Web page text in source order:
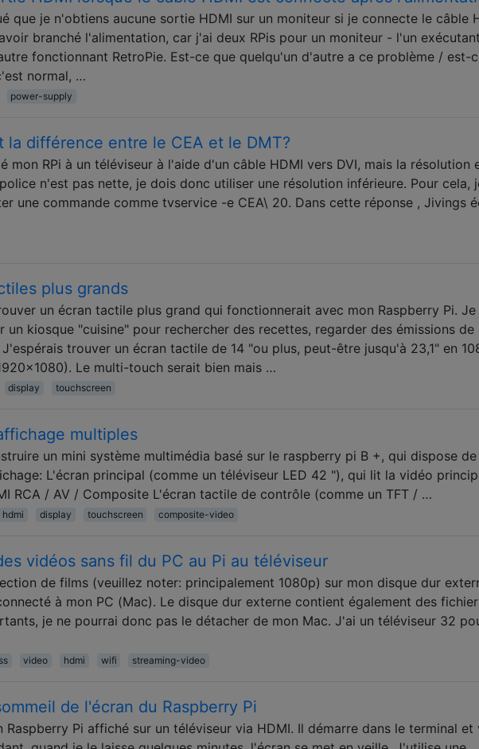
que je n'obtiens aucune sortie HDMI sur un moniteur si je connecte le câble
branché l'alimentation, car j'ai deux RPis pour un moniteur - l'un exécutant
fonctionnant RetroPie. Est-ce que quelqu'un d'autre a ce problème / est-
normal, …
power-supply
la différence entre le CEA et le DMT?
mon RPi à un téléviseur à l'aide d'un câble HDMI vers DVI, mais la résolution
n'est pas nette, je dois donc utiliser une résolution inférieure. Pour cela,
une commande comme tvservice -e CEA\ 20. Dans cette réponse , Jivings
plus grands
un écran tactile plus grand qui fonctionnerait avec mon Raspberry Pi. Je
un kiosque "cuisine" pour rechercher des recettes, regarder des émissions de
trouver un écran tactile de 14 "ou plus, peut-être jusqu'à 23,1" en
Le multi-touch serait bien mais …
display touchscreen
multiples
un mini système multimédia basé sur le raspberry pi B +, qui dispose
L'écran principal (comme un téléviseur LED 42 "), qui lit la vidéo
RCA / AV / Composite L'écran tactile de contrôle (comme un TFT / …
hdmi display touchscreen composite-video
vidéos sans fil du PC au Pi au téléviseur
de films (veuillez noter: principalement 1080p) sur mon disque dur
à mon PC (Mac). Le disque dur externe contient également des
je ne pourrai donc pas le détacher de mon Mac. J'ai un téléviseur 32
video hdmi wifi streaming-video
de l'écran du Raspberry Pi
Raspberry Pi affiché sur un téléviseur via HDMI. Il démarre dans le terminal et